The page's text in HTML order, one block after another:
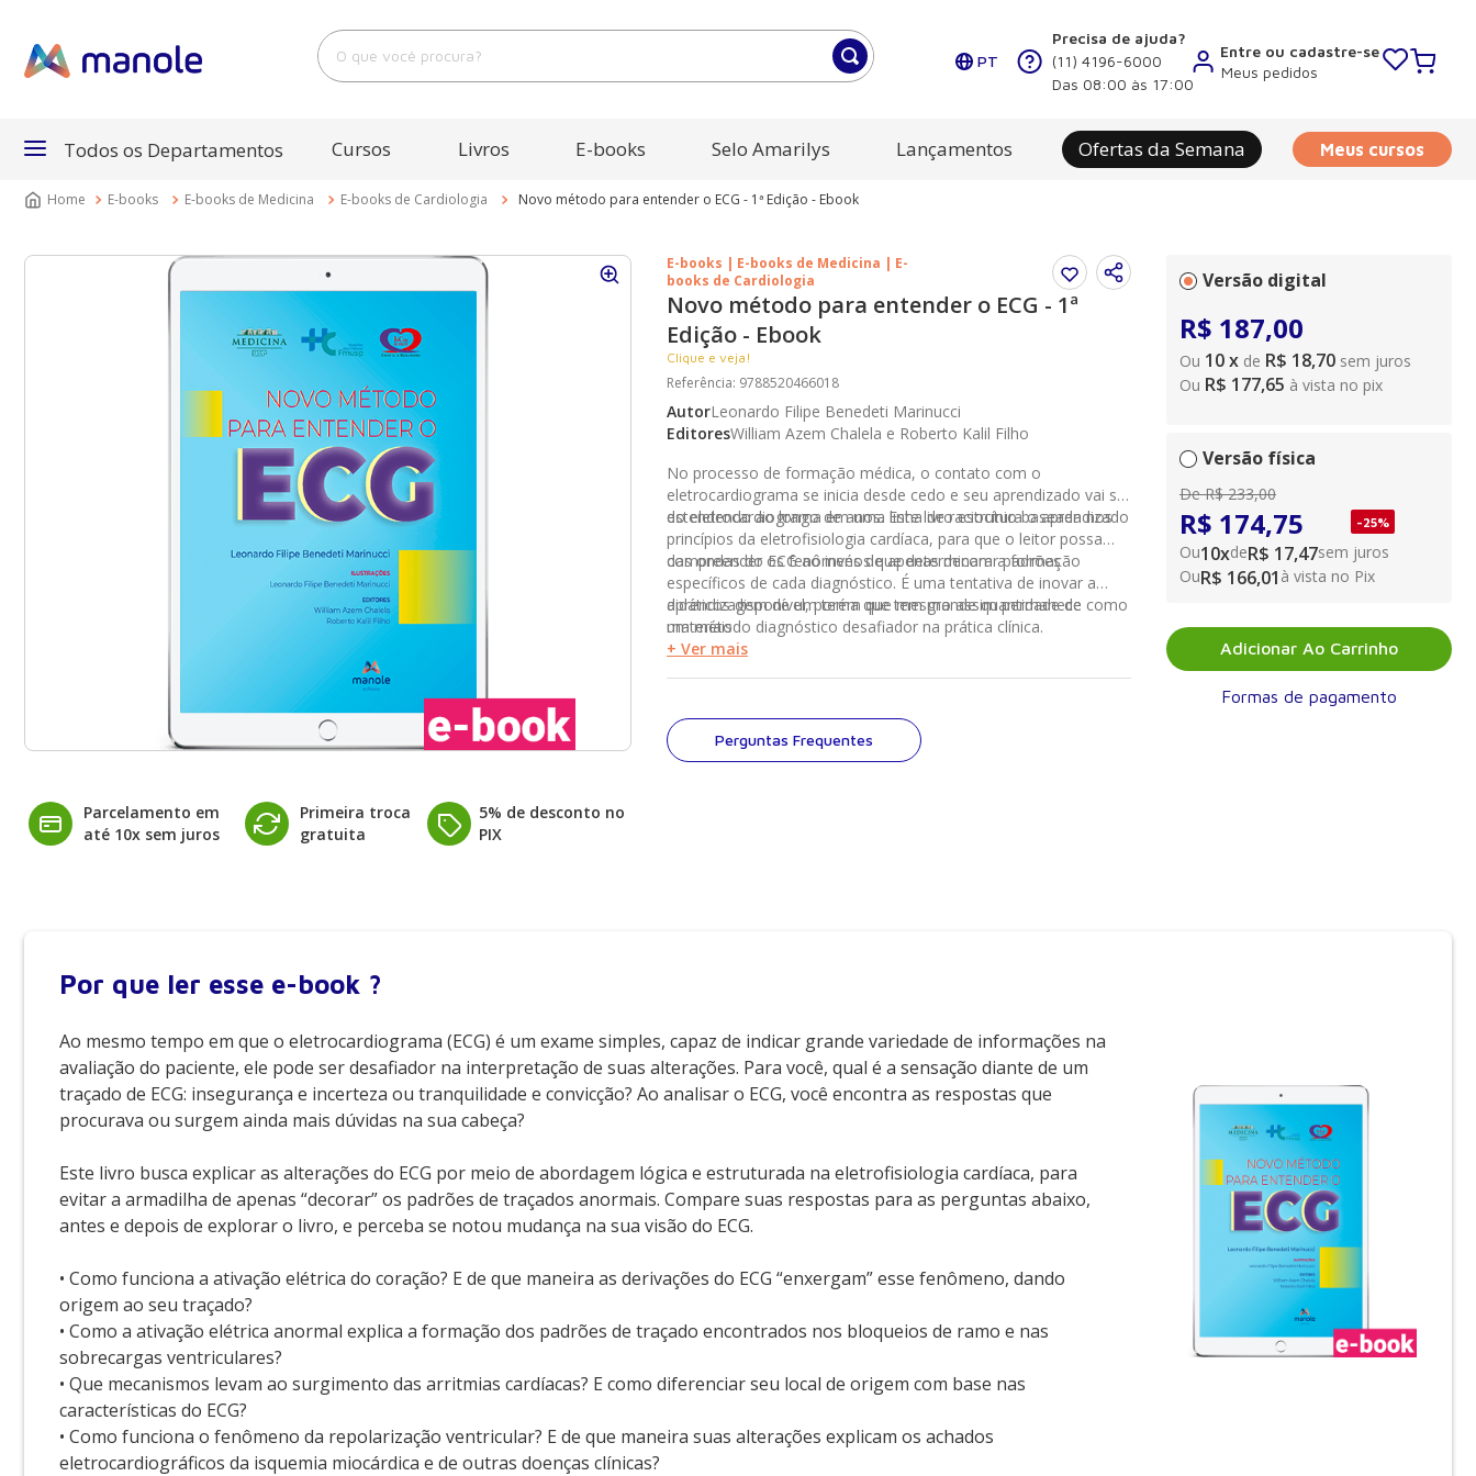
O que você procura?
PT
Precisa de ajuda?
(11) 4196-6000
Das 08:00 às 17:00
Entre ou cadastre-se
Meus pedidos
Todos os Departamentos Cursos Livros E-books Selo Amarilys Lançamentos Ofertas da Semana Meus cursos
E-books E-books de Medicina E-books de Cardiologia Novo método para entender o ECG - 1ª Edição - Ebook
Parcelamento em
até 10x sem juros
Primeira troca
gratuita
5% de desconto no
PIX
E-books | E-books de Medicina | E-
books de Cardiologia
Novo método para entender o ECG - 1ª
Edição - Ebook
Clique e veja!
Referência: 9788520466018
AutorLeonardo Filipe Benedeti Marinucci
EditoresWilliam Azem Chalela e Roberto Kalil Filho
No processo de formação médica, o contato com o
eletrocardiograma se inicia desde cedo e seu aprendizado vai se
estendendo ao longo de anos. Este livro estrutura o aprendizado
do eletrocardiograma em uma linha de raciocínio baseada nos
princípios da eletrofisiologia cardíaca, para que o leitor possa
compreender os fenômenos que determinam a formação
das ondas do ECG ao invés de apenas decorar padrões
específicos de cada diagnóstico. É uma tentativa de inovar a
aprendizagem de um tema que tem grande quantidade de
materiais
didáticos disponível, porém que mesmo assim permanece como
um método diagnóstico desafiador na prática clínica.
+ Ver mais
Perguntas Frequentes
Versão digital
R$ 187,00
Ou 10x de R$ 18,70 sem juros
Ou R$ 177,65 à vista no pix
Versão física
De R$ 233,00
R$ 174,75 -25%
Ou10xdeR$ 17,47sem juros
OuR$ 166,01 à vista no Pix
Adicionar Ao Carrinho
Formas de pagamento
Por que ler esse e-book ?
Ao mesmo tempo em que o eletrocardiograma (ECG) é um exame simples, capaz de indicar grande variedade de informações na
avaliação do paciente, ele pode ser desafiador na interpretação de suas alterações. Para você, qual é a sensação diante de um
traçado de ECG: insegurança e incerteza ou tranquilidade e convicção? Ao analisar o ECG, você encontra as respostas que
procurava ou surgem ainda mais dúvidas na sua cabeça?
Este livro busca explicar as alterações do ECG por meio de abordagem lógica e estruturada na eletrofisiologia cardíaca, para
evitar a armadilha de apenas “decorar” os padrões de traçados anormais. Compare suas respostas para as perguntas abaixo,
antes e depois de explorar o livro, e perceba se notou mudança na sua visão do ECG.
• Como funciona a ativação elétrica do coração? E de que maneira as derivações do ECG “enxergam” esse fenômeno, dando
origem ao seu traçado?
• Como a ativação elétrica anormal explica a formação dos padrões de traçado encontrados nos bloqueios de ramo e nas
sobrecargas ventriculares?
• Que mecanismos levam ao surgimento das arritmias cardíacas? E como diferenciar seu local de origem com base nas
características do ECG?
• Como funciona o fenômeno da repolarização ventricular? E de que maneira suas alterações explicam os achados
eletrocardiográficos da isquemia miocárdica e de outras doenças clínicas?